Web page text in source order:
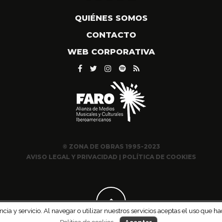
QUIÉNES SOMOS
CONTACTO
WEB CORPORATIVA
© ZONA DE OBRAS 1995-2023
AVISO LEGAL Y PRIVACIDAD | POLÍTICA DE COOKIES
y servicio. Al navegar o utilizar nuestros servicios aceptas el uso que